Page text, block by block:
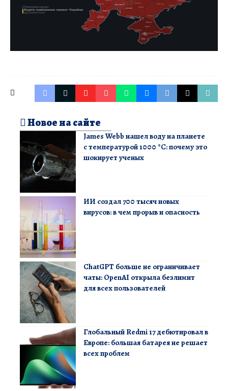
Новое на сайте
James Webb нашел воду на планете
с температурой 1000 °C: почему это
шокирует ученых
ИИ создал 700 тысяч новых
вирусов: в чем прорыв и опасность
ChatGPT больше не ограничивает
чаты: OpenAI открыла безлимит
для всех пользователей
Глобальный Redmi 17 дебютировал в
Европе: большая батарея не решает
всех проблем